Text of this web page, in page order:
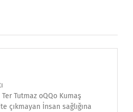
Tutmaz oQQo Kumaş
çıkmayan İnsan sağlığına